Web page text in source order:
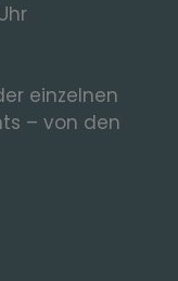
einzelnen
– von den